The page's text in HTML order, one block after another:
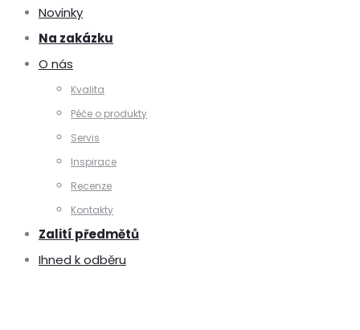
Novinky
Na zakázku
O nás
Kvalita
Péče o produkty
Servis
Inspirace
Recenze
Kontakty
Zalití předmětů
Ihned k odběru